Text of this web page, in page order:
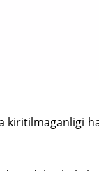
kiritilmaganligi